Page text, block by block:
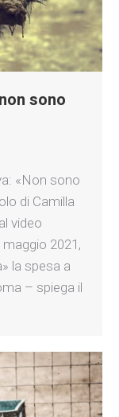
sono
«Non sono
di Camilla
video
2021,
la spesa a
– spiega il